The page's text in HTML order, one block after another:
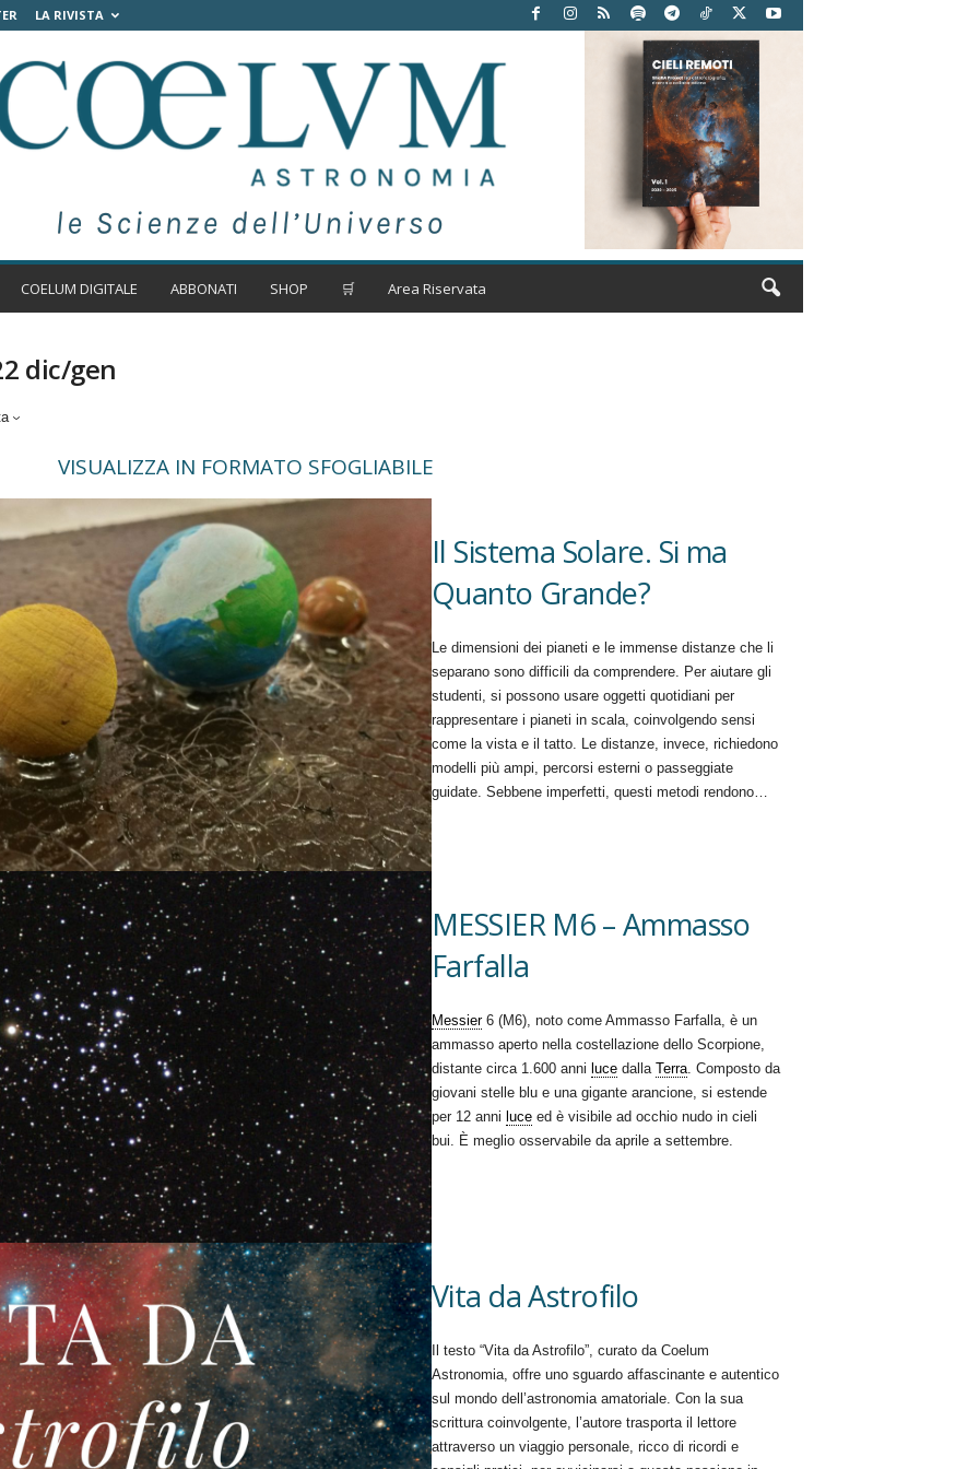
LA RIVISTA
COELUM DIGITALE ABBONATI SHOP 🛒 Area Riservata
dic/gen
VISUALIZZA IN FORMATO SFOGLIABILE
Il Sistema Solare. Si ma
Quanto Grande?
Le dimensioni dei pianeti e le immense distanze che li
separano sono difficili da comprendere. Per aiutare gli
studenti, si possono usare oggetti quotidiani per
rappresentare i pianeti in scala, coinvolgendo sensi
come la vista e il tatto. Le distanze, invece, richiedono
modelli più ampi, percorsi esterni o passeggiate
guidate. Sebbene imperfetti, questi metodi rendono…
MESSIER M6 – Ammasso
Farfalla
Messier6 (M6), noto come Ammasso Farfalla, è un
ammasso aperto nella costellazione dello Scorpione,
distante circa 1.600 anni lucedalla Terra. Composto da
giovani stelle blu e una gigante arancione, si estende
per 12 anni luceed è visibile ad occhio nudo in cieli
bui. È meglio osservabile da aprile a settembre.
Vita da Astrofilo
Il testo “Vita da Astrofilo”, curato da Coelum
Astronomia, offre uno sguardo affascinante e autentico
sul mondo dell’astronomia amatoriale. Con la sua
scrittura coinvolgente, l’autore trasporta il lettore
attraverso un viaggio personale, ricco di ricordi e